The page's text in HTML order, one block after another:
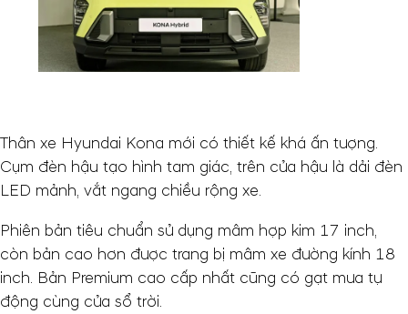
Thân xe Hyundai Kona mới có thiết kế khá ấn tượng.
Cụm đèn hậu tạo hình tam giác, trên cửa hậu là dải đèn
LED mảnh, vắt ngang chiều rộng xe.
Phiên bản tiêu chuẩn sử dụng mâm hợp kim 17 inch,
còn bản cao hơn được trang bị mâm xe đường kính 18
inch. Bản Premium cao cấp nhất cũng có gạt mưa tự
động cùng cửa sổ trời.